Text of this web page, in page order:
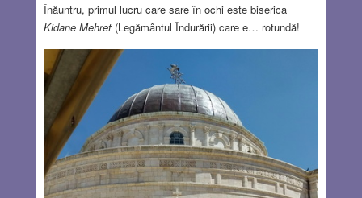
Înăuntru, primul lucru care sare în ochi este biserica
Kidane Mehret(Legământul Îndurării) care e… rotundă!